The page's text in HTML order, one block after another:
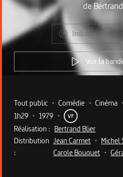
de
Indisponible
Voir la
Metadata du programme
Tout public • Comédie • Cinéma •
1h29 • 1979 • VF
Réalisation : Bertrand Blier
Distribution
:
Jean Carmet • Michel
Carole Bouquet •